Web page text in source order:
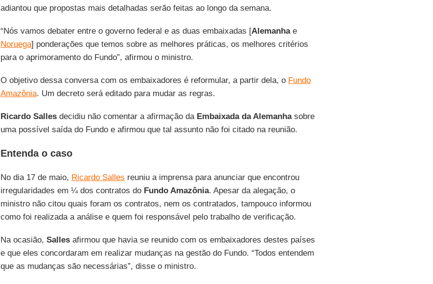
adiantou que propostas mais detalhadas serão feitas ao longo da semana.
“Nós vamos debater entre o governo federal e as duas embaixadas [Alemanhae
Noruega] ponderações que temos sobre as melhores práticas, os melhores critérios
para o aprimoramento do Fundo”, afirmou o ministro.
O objetivo dessa conversa com os embaixadores é reformular, a partir dela, o Fundo
Amazônia. Um decreto será editado para mudar as regras.
Ricardo Sallesdecidiu não comentar a afirmação da Embaixada da Alemanhasobre
uma possível saída do Fundo e afirmou que tal assunto não foi citado na reunião.
Entenda o caso
No dia 17 de maio, Ricardo Salles reuniu a imprensa para anunciar que encontrou
irregularidades em ¼ dos contratos do Fundo Amazônia. Apesar da alegação, o
ministro não citou quais foram os contratos, nem os contratados, tampouco informou
como foi realizada a análise e quem foi responsável pelo trabalho de verificação.
Na ocasião, Sallesafirmou que havia se reunido com os embaixadores destes países
e que eles concordaram em realizar mudanças na gestão do Fundo. “Todos entendem
que as mudanças são necessárias”, disse o ministro.